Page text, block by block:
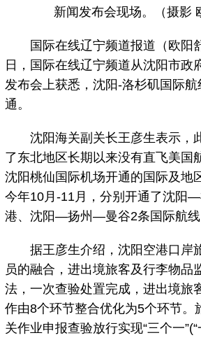
新闻发布会现场。（摄影
国际在线辽宁频道报道（欧阳
日，国际在线辽宁频道从沈阳市政
发布会上获悉，沈阳-洛杉矶国际
通。
沈阳海关副关长王彦生表示，
了东北地区长期以来没有直飞美国
沈阳桃仙国际机场开通的国际及地
今年10月-11月，分别开通了沈阳
港、沈阳—扬州—曼谷2条国际航线
据王彦生介绍，沈阳空港口岸
员的融合，进出境旅客及行李物品
法，一次查验处置完成，进出境旅
作由8个环节整合优化为5个环节。
关作业申报查验放行实现“三个一